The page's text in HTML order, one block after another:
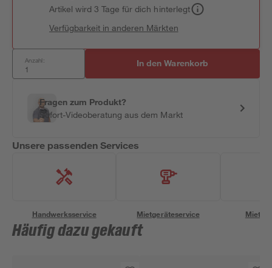
Artikel wird 3 Tage für dich hinterlegt
Verfügbarkeit in anderen Märkten
Anzahl: In den Warenkorb
Fragen zum Produkt?
Sofort-Videoberatung aus dem Markt
Unsere passenden Services
Handwerksservice Mietgeräteservice
Häufig dazu gekauft